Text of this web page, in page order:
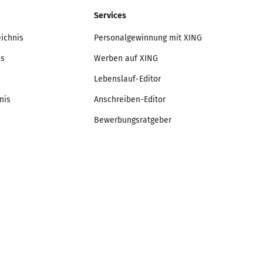
Services
Personalgewinnung mit XING
Werben auf XING
Lebenslauf-Editor
Anschreiben-Editor
Bewerbungsratgeber